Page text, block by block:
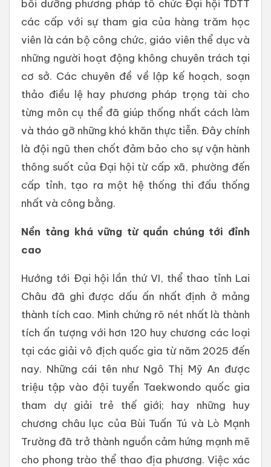
bồi dưỡng phương pháp tổ chức Đại hội TDTT
các cấp với sự tham gia của hàng trăm học
viên là cán bộ công chức, giáo viên thể dục và
những người hoạt động không chuyên trách tại
cơ sở. Các chuyên đề về lập kế hoạch, soạn
thảo điều lệ hay phương pháp trọng tài cho
từng môn cụ thể đã giúp thống nhất cách làm
và tháo gỡ những khó khăn thực tiễn. Đây chính
là đội ngũ then chốt đảm bảo cho sự vận hành
thông suốt của Đại hội từ cấp xã, phường đến
cấp tỉnh, tạo ra một hệ thống thi đấu thống
nhất và công bằng.
Nền tảng khá vững từ quần chúng tới đỉnh
cao
Hướng tới Đại hội lần thứ VI, thể thao tỉnh Lai
Châu đã ghi được dấu ấn nhất định ở mảng
thành tích cao. Minh chứng rõ nét nhất là thành
tích ấn tượng với hơn 120 huy chương các loại
tại các giải vô địch quốc gia từ năm 2025 đến
nay. Những cái tên như Ngô Thị Mỹ An được
triệu tập vào đội tuyển Taekwondo quốc gia
tham dự giải trẻ thế giới; hay những huy
chương châu lục của Bùi Tuấn Tú và Lò Mạnh
Trường đã trở thành nguồn cảm hứng mạnh mẽ
cho phong trào thể thao địa phương. Việc xác